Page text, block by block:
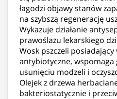
łagodzi objawy stanów
na szybszą regenerację
Wykazuje działanie
prawoślazu lekarskiego
Wosk pszczeli posiadający
antybiotyczne, wspomaga
usunięciu modzeli i
Olejek z drzewa
bakteriostatycznie i